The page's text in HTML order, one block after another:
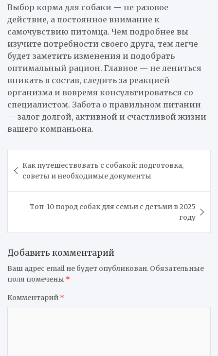
Выбор корма для собаки — не разовое
действие, а постоянное внимание к
самочувствию питомца. Чем подробнее вы
изучите потребности своего друга, тем легче
будет заметить изменения и подобрать
оптимальный рацион. Главное — не лениться
вникать в состав, следить за реакцией
организма и вовремя консультироваться со
специалистом. Забота о правильном питании
— залог долгой, активной и счастливой жизни
вашего компаньона.
по
записям
Как путешествовать с собакой: подготовка,
советы и необходимые документы
Топ-10 пород собак для семьи с детьми в 2025
году
Добавить комментарий
Ваш адрес email не будет опубликован. Обязательные
поля помечены *
Комментарий *